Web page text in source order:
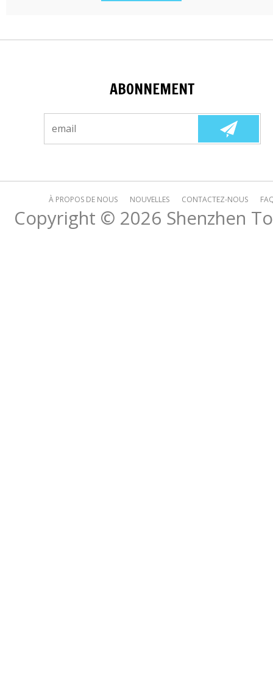
ABONNEMENT
À PROPOS DE NOUS NOUVELLES CONTACTEZ-NOUS
Copyright © 2026 Shenzhen